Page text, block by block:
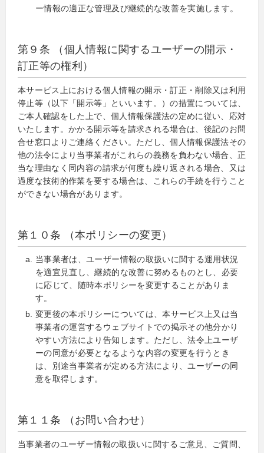
ー情報の適正な管理及び継続的な改善を実施します。
第９条 （個人情報に関するユーザーの開示・
訂正等の権利）
本サービス上における個人情報の開示・訂正・削除又は利用
停止等（以下「開示等」といいます。）の措置については、
ご本人確認をした上で、個人情報保護法の定めに従い、応対
いたします。かかる開示等を請求される場合は、後記のお問
合せ窓口よりご連絡ください。ただし、個人情報保護法その
他の法令により当事業者がこれらの義務を負わない場合、正
当な理由なく同内容の請求が何度も繰り返される場合、又は
過度な技術的作業を要する場合は、これらの手続を行うこと
ができない場合があります。
第１０条 （本ポリシーの変更）
当事業者は、ユーザー情報の取扱いに関する運用状況
を適宜見直し、継続的な改善に努めるものとし、必要
に応じて、随時本ポリシーを変更することがありま
す。
変更後の本ポリシーについては、本サービス上又は当
事業者の運営するウェブサイトでの掲示その他分かり
やすい方法により告知します。ただし、法令上ユーザ
ーの同意が必要となるような内容の変更を行うとき
は、別途当事業者が定める方法により、ユーザーの同
意を取得します。
第１１条 （お問い合わせ）
当事業者のユーザー情報の取扱いに関するご意見、ご質問、